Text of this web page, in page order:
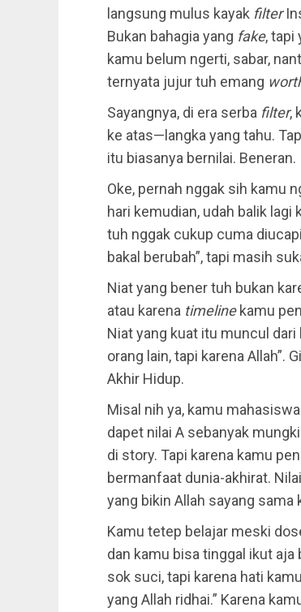
langsung mulus kayak filter
Bukan bahagia yang fake, tapi
kamu belum ngerti, sabar,
ternyata jujur tuh emang
Sayangnya, di era serba filter,
ke atas—langka yang tahu.
itu biasanya bernilai. Beneran.
Oke, pernah nggak sih kamu
hari kemudian, udah balik lagi
tuh nggak cukup cuma
bakal berubah”, tapi masih
Niat yang bener tuh bukan
atau karena timelinekamu
Niat yang kuat itu muncul dari
orang lain, tapi karena Allah”.
Akhir Hidup.
Misal nih ya, kamu
dapet nilai A sebanyak
di story. Tapi karena kamu
bermanfaat dunia-akhirat.
yang bikin Allah sayang sama
Kamu tetep belajar meski
dan kamu bisa tinggal ikut aja
sok suci, tapi karena hati
yang Allah ridhai.” Karena